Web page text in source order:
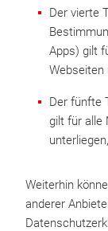
Der vierte
Apps) gilt
Webseiten
Der fünfte
gilt für alle
Weiterhin
anderer